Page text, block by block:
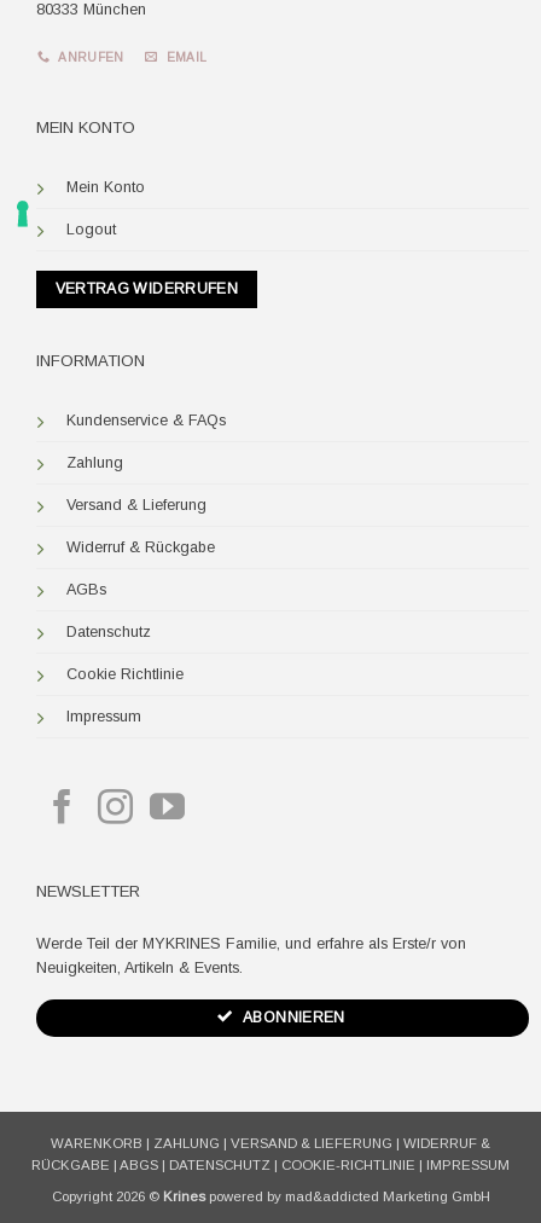
80333 München
ANRUFEN EMAIL
MEIN KONTO
Mein Konto
Logout
VERTRAG WIDERRUFEN
INFORMATION
Kundenservice & FAQs
Zahlung
Versand & Lieferung
Widerruf & Rückgabe
AGBs
Datenschutz
Cookie Richtlinie
Impressum
NEWSLETTER
Werde Teil der MYKRINES Familie, und erfahre als Erste/r von
Neuigkeiten, Artikeln & Events.
ABONNIEREN
WARENKORB ZAHLUNG VERSAND & LIEFERUNG
WIDERRUF &
RÜCKGABE
ABGS DATENSCHUTZ COOKIE-RICHTLINIE IMPRESSUM
Copyright 2026 © Krinespowered by mad&addicted Marketing GmbH